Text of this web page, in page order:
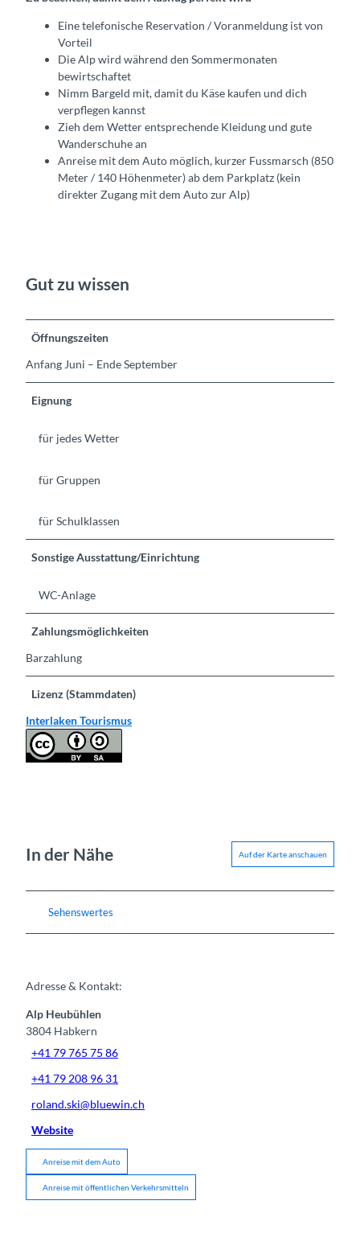
Eine telefonische Reservation / Voranmeldung ist von
Vorteil
Die Alp wird während den Sommermonaten
bewirtschaftet
Nimm Bargeld mit, damit du Käse kaufen und dich
verpflegen kannst
Zieh dem Wetter entsprechende Kleidung und gute
Wanderschuhe an
Anreise mit dem Auto möglich, kurzer Fussmarsch (850
Meter / 140 Höhenmeter) ab dem Parkplatz (kein
direkter Zugang mit dem Auto zur Alp)
Gut zu wissen
Öffnungszeiten
Anfang Juni – Ende September
Eignung
für jedes Wetter
für Gruppen
für Schulklassen
Sonstige Ausstattung/Einrichtung
WC-Anlage
Zahlungsmöglichkeiten
Barzahlung
Lizenz (Stammdaten)
Interlaken Tourismus
In der Nähe Auf der Karte anschauen
Sehenswertes
Adresse & Kontakt:
Alp Heubühlen
3804 Habkern
+41 79 765 75 86
+41 79 208 96 31
roland.ski@bluewin.ch
Website
Anreise mit dem Auto
Anreise mit öffentlichen Verkehrsmitteln